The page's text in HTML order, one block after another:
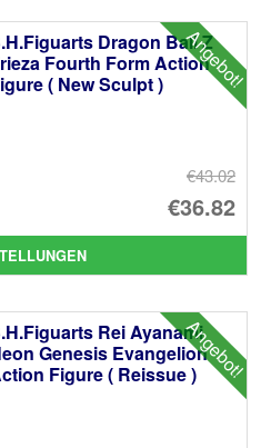
Angebot!
Dragon Ball Z
Fourth Form Action
( New Sculpt )
€43.02
€36.82
Angebot!
Rei Ayanami
Genesis Evangelion
Figure ( Reissue )